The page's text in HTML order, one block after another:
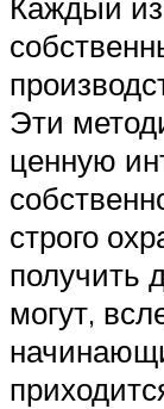
Эти
ценную
строго
получить
могут,